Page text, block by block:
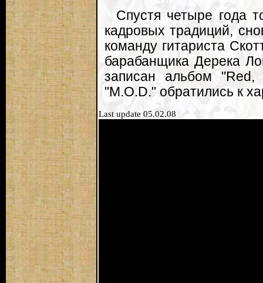
Спустя четыре года
кадровых традиций,
команду гитариста
барабанщика Дерека
записан альбом
"M.O.D." обратились к
Last update 05.02.08